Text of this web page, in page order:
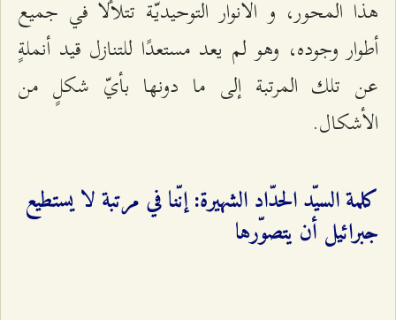
هذا المحور، و الأنوار التوحيديّة تتلألأ في جميع
أطوار وجوده، وهو لم يعد مستعدًا للتنازل قيد أنملةٍ
عن تلك المرتبة إلى ما دونها بأيّ شكلٍ من
الأشكال.
كلمة السيّد الحدّاد الشهيرة: إنّنا في مرتبة لا يستطيع
جبرائيل أن يتصوّرها